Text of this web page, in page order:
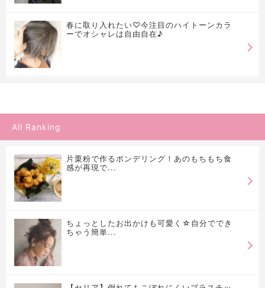
春に取り入れたい♡今注目のハイトーンカラ
ーでオシャレは自由自在♪
All Ranking
片栗粉で作るポンデリング！あのもちもち食
感が再現で...
ちょっとしたお出かけも可愛く☆自分ででき
ちゃう簡単...